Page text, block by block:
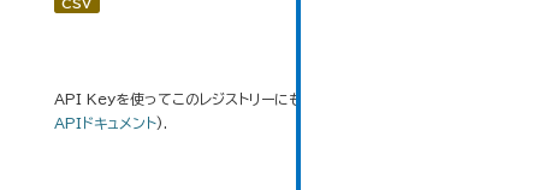
CSV
API Keyを使ってこのレジストリーにもアクセス可能です
APIドキュメント).